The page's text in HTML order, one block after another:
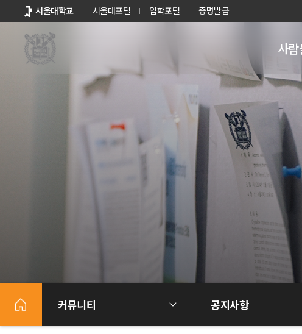
바로가기
메뉴
서울대학교 서울대포털 입학포털 증명발급
사
커뮤니티 공지사항